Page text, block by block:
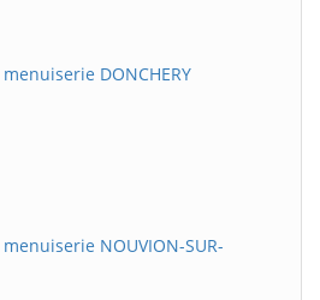
DONCHERY
NOUVION-SUR-